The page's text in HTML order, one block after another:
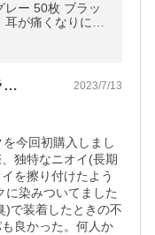
レー 50枚 ブラッ
が痛くなりにく
… 2023/7/13
今回初購入しまし
独特なニオイ(長期
を擦り付けたよう
に染みついてました
)で装着したときの不
良かった。何人か